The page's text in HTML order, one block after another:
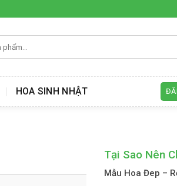
HOA SINH NHẬT
Tại Sao Nên
Mẫu Hoa Đep –